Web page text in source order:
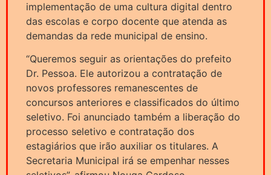
implementação de uma cultura digital dentro
das escolas e corpo docente que atenda as
demandas da rede municipal de ensino.
“Queremos seguir as orientações do prefeito
Dr. Pessoa. Ele autorizou a contratação de
novos professores remanescentes de
concursos anteriores e classificados do último
seletivo. Foi anunciado também a liberação do
processo seletivo e contratação dos
estagiários que irão auxiliar os titulares. A
Secretaria Municipal irá se empenhar nesses